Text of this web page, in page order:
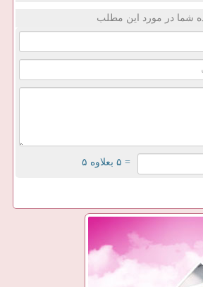
شما در مورد این مطلب
= ۵ بعلاوه ۵